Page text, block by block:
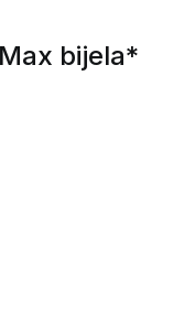
bijela*